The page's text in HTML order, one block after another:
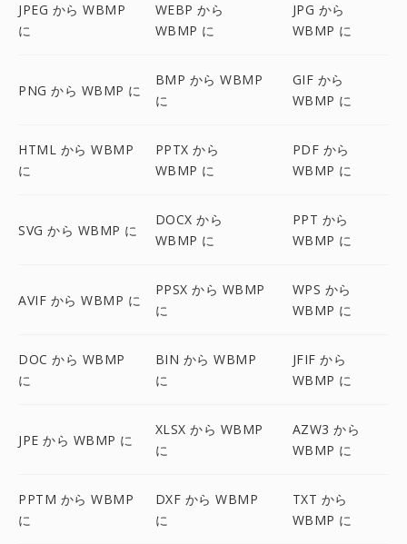
JPEG から WBMP
に
WEBP から
WBMP に
JPG から
WBMP に
PNG から WBMP に
BMP から WBMP
に
GIF から
WBMP に
HTML から WBMP
に
PPTX から
WBMP に
PDF から
WBMP に
SVG から WBMP に
DOCX から
WBMP に
PPT から
WBMP に
AVIF から WBMP に
PPSX から WBMP
に
WPS から
WBMP に
DOC から WBMP
に
BIN から WBMP
に
JFIF から
WBMP に
JPE から WBMP に
XLSX から WBMP
に
AZW3 から
WBMP に
PPTM から WBMP
に
DXF から WBMP
に
TXT から
WBMP に